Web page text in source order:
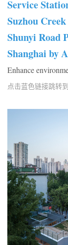
Service
Suzhou
Shunyi Road
Shanghai by
Enhance
点击蓝色链接跳转